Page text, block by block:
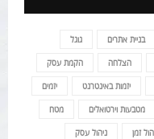
בניית אתרים גוגל
הצלחה הקמת עסק
יזמות באינטרנט יזמים
מטבעות וירטואלים מטח
זמן ניהול עסק